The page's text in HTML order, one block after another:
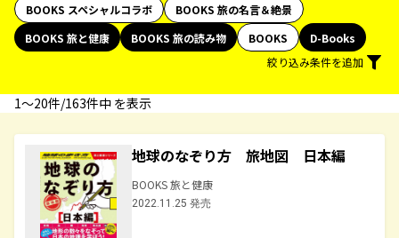
BOOKS スペシャルコラボ
BOOKS 旅の名言＆絶景
BOOKS 旅と健康
BOOKS 旅の読み物 BOOKS
D-Books
絞り込み条件を追加
1〜20件/163件中 を表示
地球のなぞり方 旅地図 日本編
BOOKS 旅と健康
2022.11.25 発売